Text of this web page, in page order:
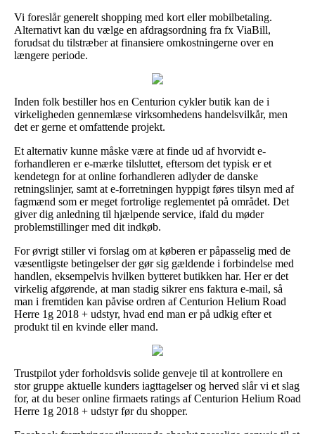
Vi foreslår generelt shopping med kort eller mobilbetaling.
Alternativt kan du vælge en afdragsordning fra fx ViaBill,
forudsat du tilstræber at finansiere omkostningerne over en
længere periode.
Inden folk bestiller hos en Centurion cykler butik kan de i
virkeligheden gennemlæse virksomhedens handelsvilkår, men
det er gerne et omfattende projekt.
Et alternativ kunne måske være at finde ud af hvorvidt e-
forhandleren er e-mærke tilsluttet, eftersom det typisk er et
kendetegn for at online forhandleren adlyder de danske
retningslinjer, samt at e-forretningen hyppigt føres tilsyn med af
fagmænd som er meget fortrolige reglementet på området. Det
giver dig anledning til hjælpende service, ifald du møder
problemstillinger med dit indkøb.
For øvrigt stiller vi forslag om at køberen er påpasselig med de
væsentligste betingelser der gør sig gældende i forbindelse med
handlen, eksempelvis hvilken bytteret butikken har. Her er det
virkelig afgørende, at man stadig sikrer ens faktura e-mail, så
man i fremtiden kan påvise ordren af Centurion Helium Road
Herre 1g 2018 + udstyr, hvad end man er på udkig efter et
produkt til en kvinde eller mand.
Trustpilot yder forholdsvis solide genveje til at kontrollere en
stor gruppe aktuelle kunders iagttagelser og herved slår vi et slag
for, at du beser online firmaets ratings af Centurion Helium Road
Herre 1g 2018 + udstyr før du shopper.